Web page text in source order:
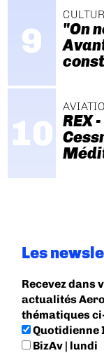
"On
REX
Les
Recevez dans
actualités
thématiques
Quotidienne
BizAv | lundi